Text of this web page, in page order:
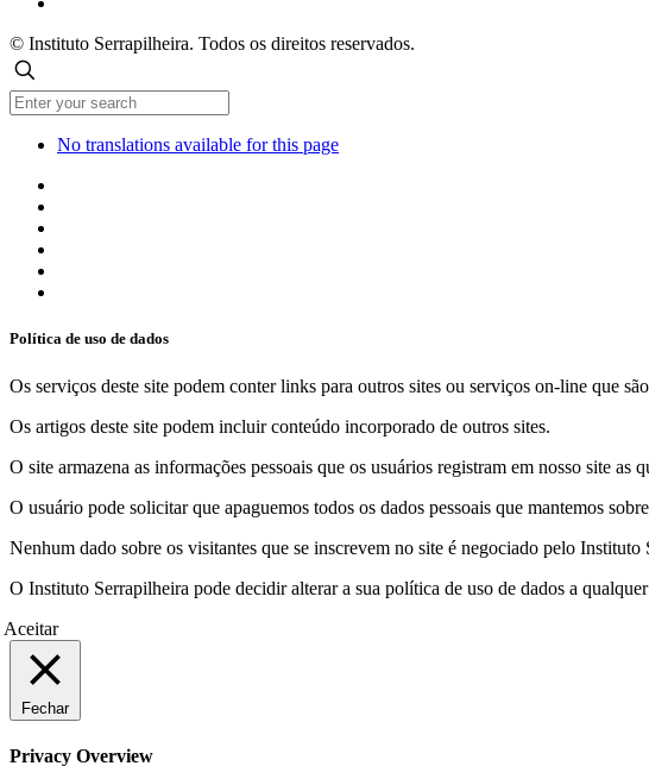
© Instituto Serrapilheira. Todos os direitos reservados.
No translations available for this page
Política de uso de dados
Os serviços deste site podem conter links para outros sites ou serviços on-line que
Os artigos deste site podem incluir conteúdo incorporado de outros sites.
O site armazena as informações pessoais que os usuários registram em nosso site as
O usuário pode solicitar que apaguemos todos os dados pessoais que mantemos
Nenhum dado sobre os visitantes que se inscrevem no site é negociado pelo
O Instituto Serrapilheira pode decidir alterar a sua política de uso de dados a
Aceitar
Fechar
Privacy Overview